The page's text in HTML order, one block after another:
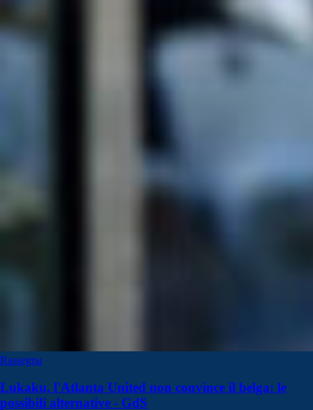
Rassegna
Lukaku, l'Atlanta United non convince il belga: le
possibili alternative - GdS